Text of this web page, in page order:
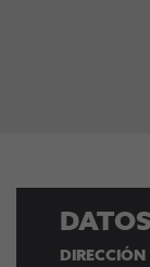
DIRECCIÓN